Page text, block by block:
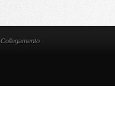
Collegamento